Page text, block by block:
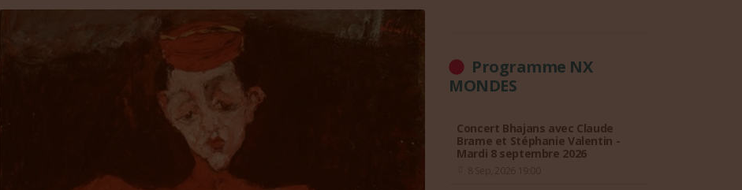
Programme NX
MONDES
Concert Bhajans avec Claude
Brame et Stéphanie Valentin -
Mardi 8 septembre 2026